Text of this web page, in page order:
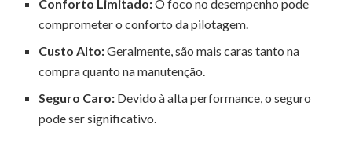
Conforto Limitado:O foco no desempenho pode
comprometer o conforto da pilotagem.
Custo Alto:Geralmente, são mais caras tanto na
compra quanto na manutenção.
Seguro Caro: Devido à alta performance, o seguro
pode ser significativo.